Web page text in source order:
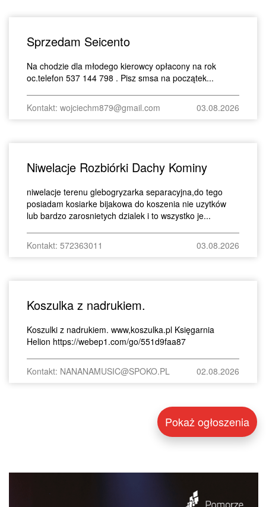
Sprzedam Seicento
Na chodzie dla młodego kierowcy opłacony na rok
oc.telefon 537 144 798 . Pisz smsa na początek...
Kontakt: wojciechm879@gmail.com 03.08.2026
Niwelacje Rozbiórki Dachy Kominy
niwelacje terenu glebogryzarka separacyjna,do tego
posiadam kosiarke bijakowa do koszenia nie uzytków
lub bardzo zarosnietych dzialek i to wszystko je...
Kontakt: 572363011 03.08.2026
Koszulka z nadrukiem.
Koszulki z nadrukiem. www,koszulka.pl Księgarnia
Helion https://webep1.com/go/551d9faa87
Kontakt: NANANAMUSIC@SPOKO.PL 02.08.2026
Pokaż ogłoszenia